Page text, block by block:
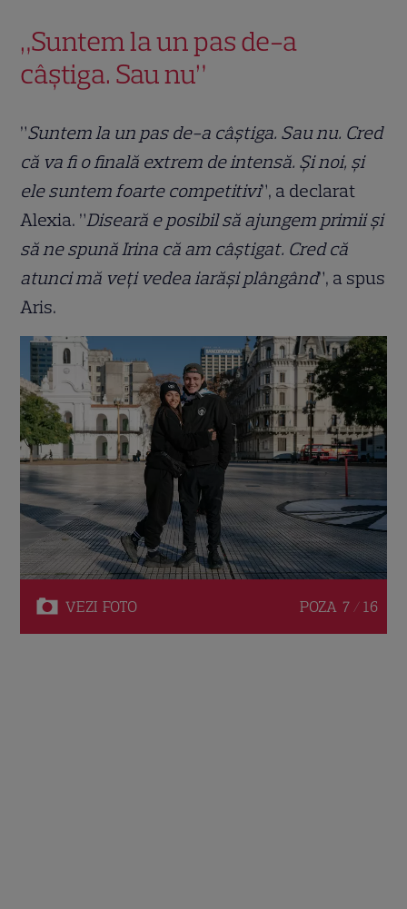
„Suntem la un pas de-a
câștiga. Sau nu”
”Suntem la un pas de-a câștiga. Sau nu. Cred
că va fi o finală extrem de intensă. Și noi, și
ele suntem foarte competitivi”, a declarat
Alexia. ”Diseară e posibil să ajungem primii și
să ne spună Irina că am câștigat. Cred că
atunci mă veți vedea iarăși plângând”, a spus
Aris.
VEZI FOTO POZA 7 / 16